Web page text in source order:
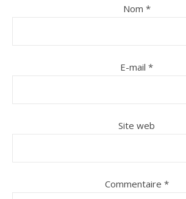
Nom *
E-mail *
Site web
Commentaire *